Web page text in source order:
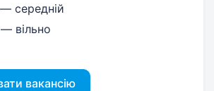
середній
вільно
вакансію